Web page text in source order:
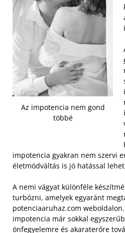
Az impotencia nem gond
többé
impotencia gyakran nem szervi
életmódváltás is jó hatással
A nemi vágyat különféle
turbózni, amelyek egyaránt
potenciaaruhaz.com
impotencia már sokkal
önfegyelemre és akaraterőre